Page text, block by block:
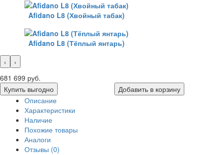
Afidano L8 (Хвойный табак)
Afidano L8 (Тёплый янтарь)
‹
›
681 699 руб.
Купить выгодно
Добавить в корзину
Описание
Характеристики
Наличие
Похожие товары
Аналоги
Отзывы (0)